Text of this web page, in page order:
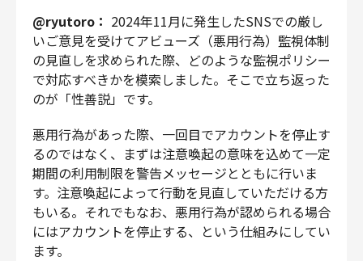
@ryutoro： 2024年11月に発生したSNSでの厳し
いご意見を受けてアビューズ（悪用行為）監視体制
の見直しを求められた際、どのような監視ポリシー
で対応すべきかを模索しました。そこで立ち返った
のが「性善説」です。
悪用行為があった際、一回目でアカウントを停止す
るのではなく、まずは注意喚起の意味を込めて一定
期間の利用制限を警告メッセージとともに行いま
す。注意喚起によって行動を見直していただける方
もいる。それでもなお、悪用行為が認められる場合
にはアカウントを停止する、という仕組みにしてい
ます。